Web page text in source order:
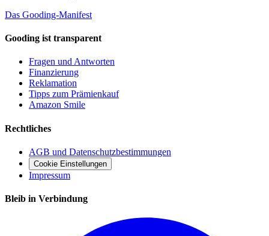
Das Gooding-Manifest
Gooding ist transparent
Fragen und Antworten
Finanzierung
Reklamation
Tipps zum Prämienkauf
Amazon Smile
Rechtliches
AGB und Datenschutzbestimmungen
Cookie Einstellungen
Impressum
Bleib in Verbindung